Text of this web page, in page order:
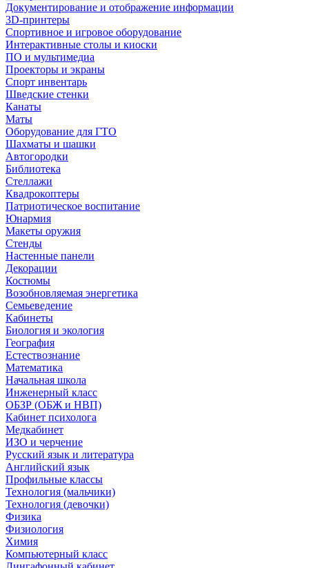
Документирование и отображение информации
3D-принтеры
Спортивное и игровое оборудование
Интерактивные столы и киоски
ПО и мультимедиа
Проекторы и экраны
Спорт инвентарь
Шведские стенки
Канаты
Маты
Оборудование для ГТО
Шахматы и шашки
Автогородки
Библиотека
Стеллажи
Квадрокоптеры
Патриотическое воспитание
Юнармия
Макеты оружия
Стенды
Настенные панели
Декорации
Костюмы
Возобновляемая энергетика
Семьеведение
Кабинеты
Биология и экология
География
Естествознание
Математика
Начальная школа
Инженерный класс
ОБЗР (ОБЖ и НВП)
Кабинет психолога
Медкабинет
ИЗО и черчение
Русский язык и литература
Английский язык
Профильные классы
Технология (мальчики)
Технология (девочки)
Физика
Физиология
Химия
Компьютерный класс